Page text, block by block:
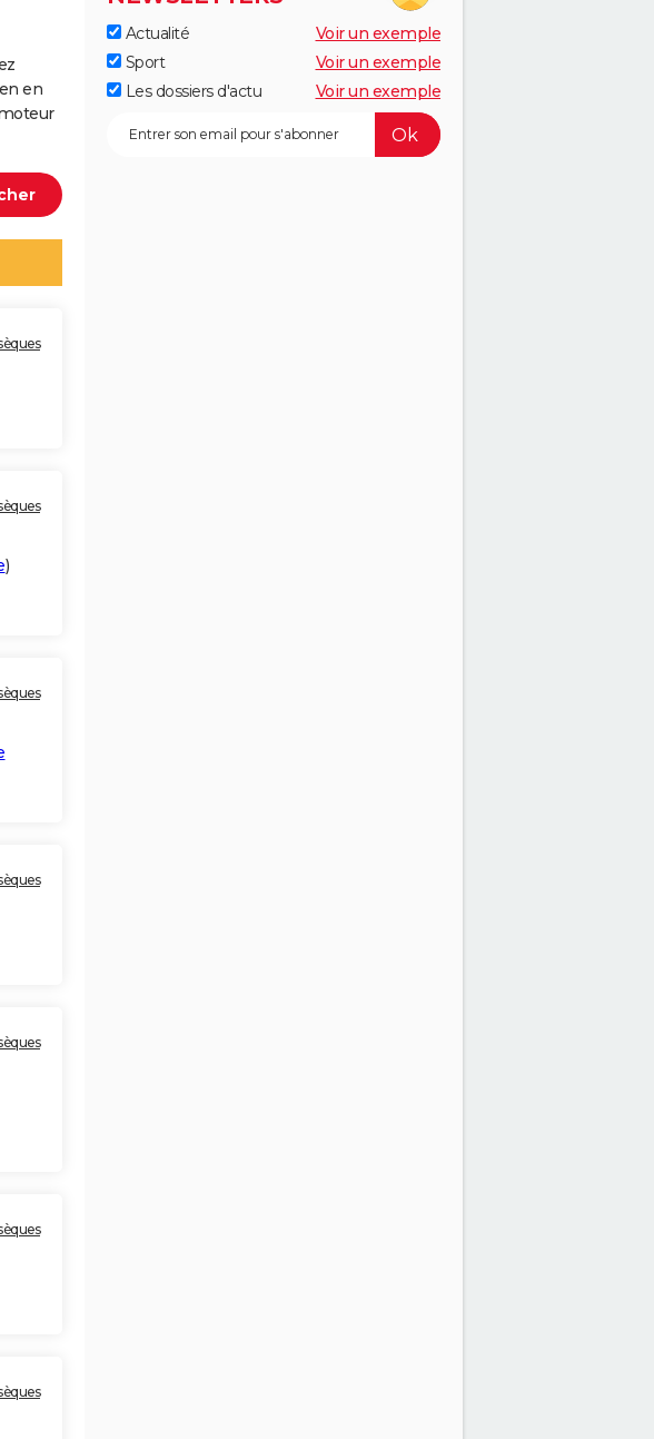
en
)
Actualité
Voir un exemple
Sport
Voir un exemple
Les dossiers d'actu
Voir un exemple